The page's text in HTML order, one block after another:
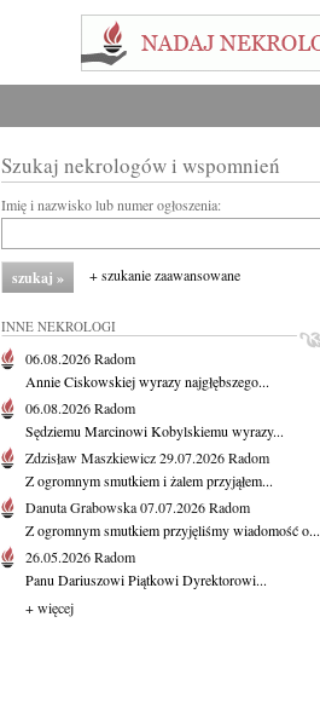
Szukaj nekrologów i wspomnień
Imię i nazwisko lub numer ogłoszenia:
+ szukanie zaawansowane
INNE NEKROLOGI
06.08.2026Radom
Annie Ciskowskiej wyrazy najgłębszego...
06.08.2026Radom
Sędziemu Marcinowi Kobylskiemu wyrazy...
Zdzisław Maszkiewicz29.07.2026Radom
Z ogromnym smutkiem i żalem przyjąłem...
Danuta Grabowska07.07.2026Radom
Z ogromnym smutkiem przyjęliśmy wiadomość o...
26.05.2026Radom
Panu Dariuszowi Piątkowi Dyrektorowi...
+ więcej